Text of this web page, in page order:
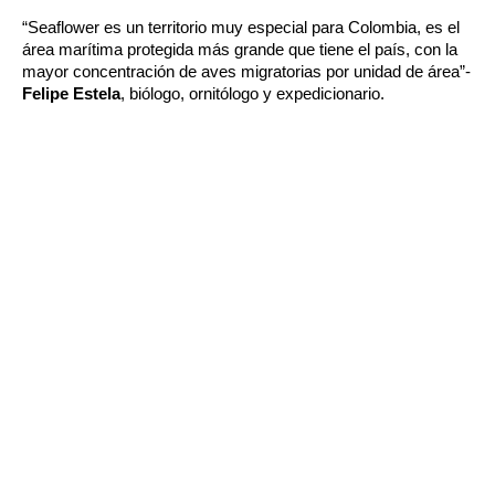
“Seaflower es un territorio muy especial para Colombia, es el
área marítima protegida más grande que tiene el país, con la
Felipe Estela, biólogo, ornitólogo y expedicionario.